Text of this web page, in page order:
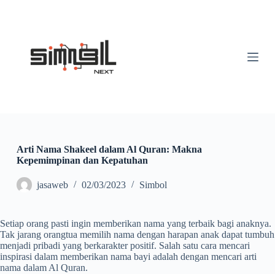
Arti Nama Shakeel dalam Al Quran: Makna
Kepemimpinan dan Kepatuhan
jasaweb 02/03/2023 Simbol
Setiap orang pasti ingin memberikan nama yang terbaik bagi anaknya.
Tak jarang orangtua memilih nama dengan harapan anak dapat tumbuh
menjadi pribadi yang berkarakter positif. Salah satu cara mencari
inspirasi dalam memberikan nama bayi adalah dengan mencari arti
nama dalam Al Quran.